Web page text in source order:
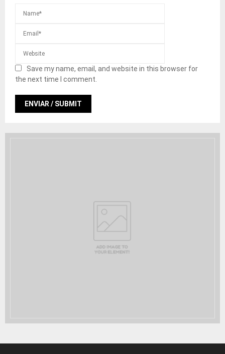
Save my name, email, and website in this browser for
the next time I comment.